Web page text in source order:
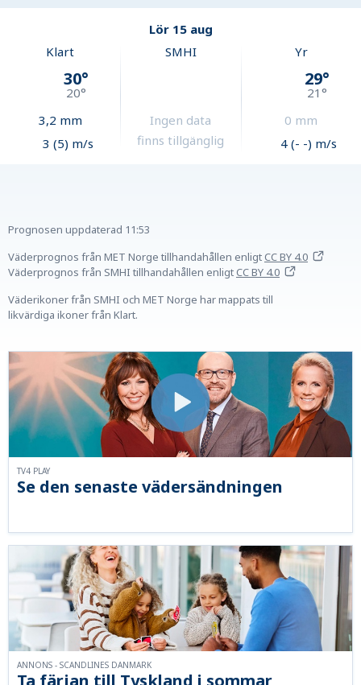
Lör 15 aug
Klart
30°
20°
3,2 mm
3 (5) m/s
SMHI
Ingen data
finns tillgänglig
Yr
29°
21°
0 mm
4 (- -) m/s
Prognosen uppdaterad 11:53
Väderprognos från MET Norge tillhandahållen enligtCC BY 4.0
Väderprognos från SMHI tillhandahållen enligtCC BY 4.0
Väderikoner från SMHI och MET Norge har mappats till
likvärdiga ikoner från Klart.
Se den senaste vädersändningen
TV4 PLAY
ANNONS - SCANDLINES DANMARK